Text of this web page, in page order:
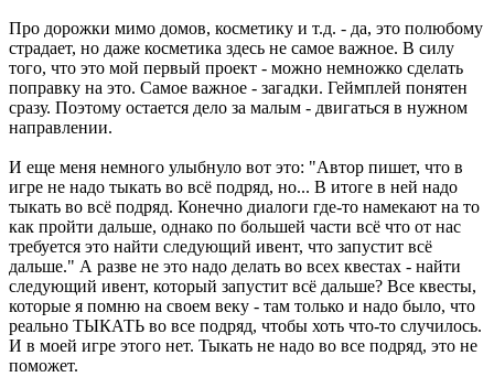
Про дорожки мимо домов, косметику и т.д. - да, это полюбому
страдает, но даже косметика здесь не самое важное. В силу
того, что это мой первый проект - можно немножко сделать
поправку на это. Самое важное - загадки. Геймплей понятен
сразу. Поэтому остается дело за малым - двигаться в нужном
направлении.
И еще меня немного улыбнуло вот это: "Автор пишет, что в
игре не надо тыкать во всё подряд, но... В итоге в ней надо
тыкать во всё подряд. Конечно диалоги где-то намекают на то
как пройти дальше, однако по большей части всё что от нас
требуется это найти следующий ивент, что запустит всё
дальше." А разве не это надо делать во всех квестах - найти
следующий ивент, который запустит всё дальше? Все квесты,
которые я помню на своем веку - там только и надо было, что
реально ТЫКАТЬ во все подряд, чтобы хоть что-то случилось.
И в моей игре этого нет. Тыкать не надо во все подряд, это не
поможет.